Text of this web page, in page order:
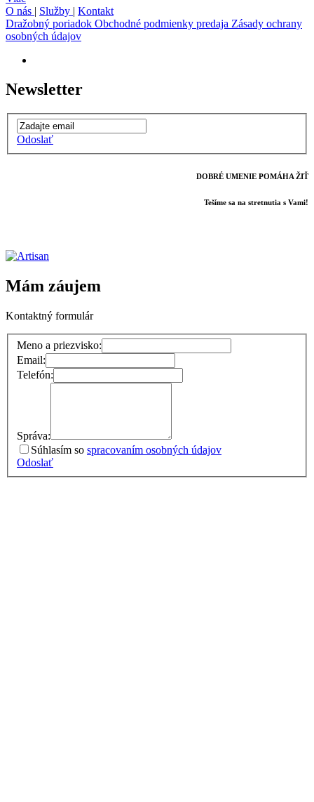
O nás | Služby | Kontakt
Dražobný poriadok Obchodné podmienky predaja Zásady ochrany
osobných údajov
Newsletter
Odoslať
DOBRÉ UMENIE POMÁHA ŽIŤ
Tešíme sa na stretnutia s Vami!
Mám záujem
Kontaktný formulár
Meno a priezvisko:
Email:
Telefón:
Správa:
Súhlasím so spracovaním osobných údajov
Odoslať